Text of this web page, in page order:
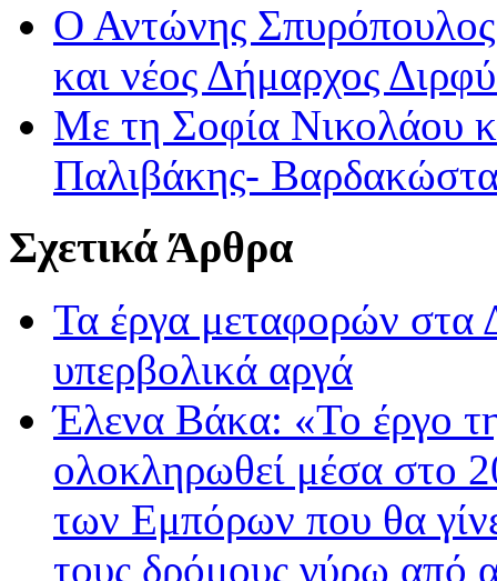
Ο Αντώνης
και νέος Δήμαρχος
Με τη Σοφία Νικολάου
Παλιβάκης-
Σχετικά Άρθρα
Τα έργα μεταφορών στα
υπερβολικά αργά
Έλενα Βάκα: «Το έργο
ολοκληρωθεί μέσα στο
των Εμπόρων που θα
τους δρόμους γύρω από